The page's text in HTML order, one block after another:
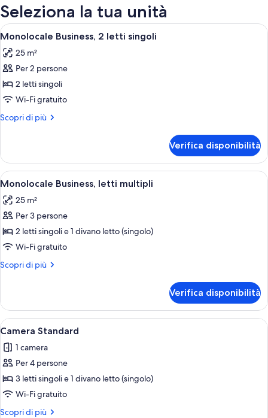
Seleziona la tua unità
Apri
tutte
le
foto
per
Monolocale
Business,
singoli
Una moderna camera d'albergo
6
Monolocale Business, 2 letti singoli
25 m²
Per 2 persone
2 letti singoli
Wi-Fi gratuito
Scopri di più
Altri
Business,
letti
Verifica disponibilità
Apri
tutte
le
foto
per
Monolocale
Business,
letti
Una camera d'albergo moderna
5
Monolocale Business, letti multipli
25 m²
Per 3 persone
2 letti singoli e 1 divano letto (singolo)
Wi-Fi gratuito
Scopri di più
Altri
Business,
letti
multipli
Verifica disponibilità
Apri
tutte
le
foto
per
Camera
Standard
Una camera d'albergo con un letto
4
Camera Standard
1 camera
Per 4 persone
3 letti singoli e 1 divano letto (singolo)
Wi-Fi gratuito
Scopri di più
Altri